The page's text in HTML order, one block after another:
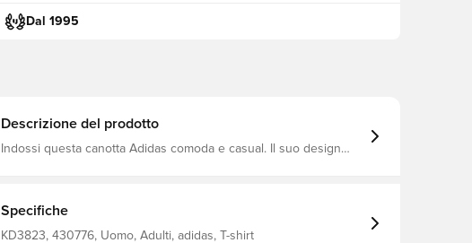
Dal 1995
Descrizione del prodotto
Indossi questa canotta Adidas comoda e casual. Il suo design
può essere indossato giorno e notte. Vestibilità aderente.
Girocollo a costine. Maglia a coste 46% cotone, 45% viscosa, 9%
elastan. Racerback.
Specifiche
KD3823, 430776, Uomo, Adulti, adidas, T-shirt